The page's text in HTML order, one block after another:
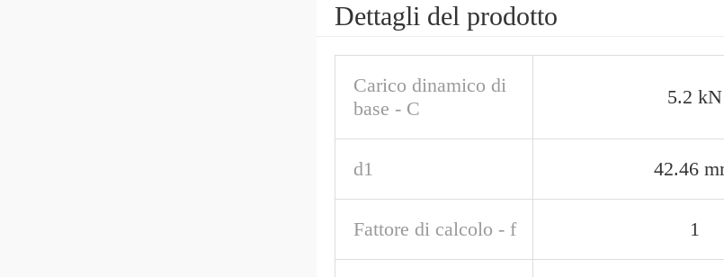
Dettagli del prodotto
Carico dinamico di
base - C
5.2 kN
d1 42.46
Fattore di calcolo - f 1